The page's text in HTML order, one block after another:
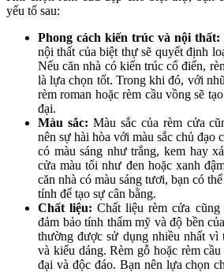
yếu tố sau:
Phong cách kiến trúc và nội thất:
nội thất của biệt thự sẽ quyết định
Nếu căn nhà có kiến trúc cổ điển,
là lựa chọn tốt. Trong khi đó, với
rèm roman hoặc rèm cầu vồng sẽ
đại.
Màu sắc: Màu sắc của rèm cửa
nên sự hài hòa với màu sắc chủ đạo
có màu sáng như trắng, kem hay
cửa màu tối như đen hoặc xanh
căn nhà có màu sáng tươi, bạn có
tính để tạo sự cân bằng.
Chất liệu: Chất liệu rèm cửa
đảm bảo tính thẩm mỹ và độ bền
thường được sử dụng nhiều nhất vì
và kiểu dáng. Rèm gỗ hoặc rèm
đại và độc đáo. Bạn nên lựa chọn